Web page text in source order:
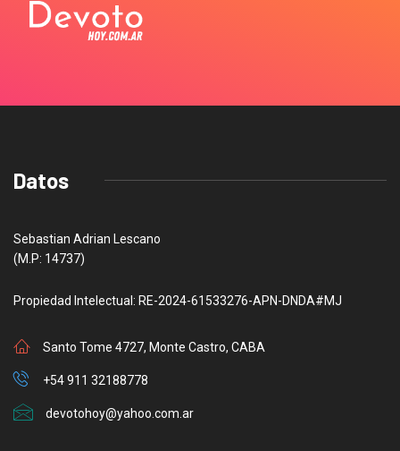
Datos
Sebastian Adrian Lescano
(M.P: 14737)
Propiedad Intelectual: RE-2024-61533276-APN-DNDA#MJ
Santo Tome 4727, Monte Castro, CABA
+54 911 32188778
devotohoy@yahoo.com.ar